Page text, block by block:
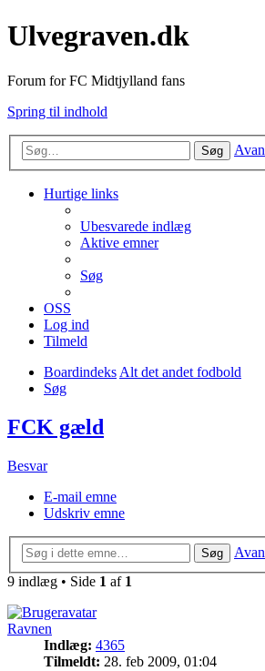
Ulvegraven.dk
Forum for FC Midtjylland fans
Spring til indhold
Søg
Hurtige links
Ubesvarede indlæg
Aktive emner
Søg
OSS
Log ind
Tilmeld
BoardindeksAlt det andet fodbold
Søg
FCK gæld
Besvar
E-mail emne
Udskriv emne
Søg
9 indlæg • Side 1 af 1
Ravnen
Indlæg: 4365
Tilmeldt: 28. feb 2009, 01:04